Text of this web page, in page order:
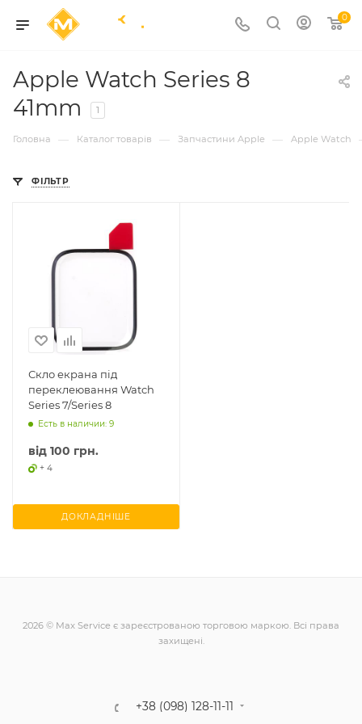
0
Apple Watch Series 8
41mm
1
Головна — Каталог товарів — Запчастини Apple — Apple Watch
ФІЛЬТР
Скло екрана під
переклеювання Watch
Series 7/Series 8
Есть в наличии: 9
від 100 грн.
+ 4
ДОКЛАДНІШЕ
2026 © Max Service є зареєстрованою торговою маркою. Всі права
захищені.
+38 (098) 128-11-11